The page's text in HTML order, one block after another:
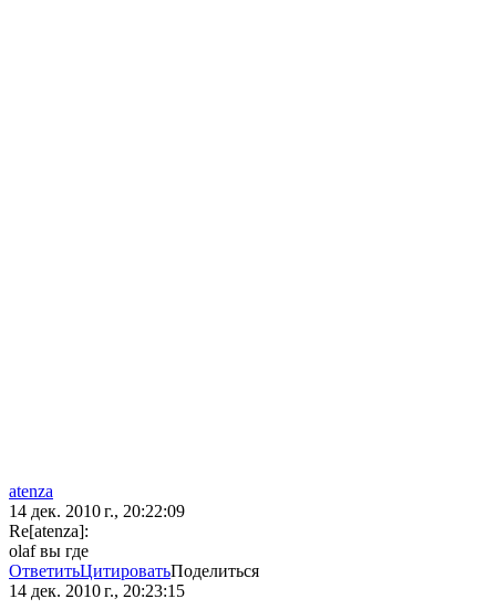
atenza
14 дек. 2010 г., 20:22:09
Re[atenza]:
olaf вы где
ОтветитьЦитироватьПоделиться
14 дек. 2010 г., 20:23:15